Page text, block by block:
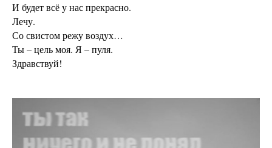
И будет всё у нас прекрасно.
Лечу.
Со свистом режу воздух…
Ты – цель моя. Я – пуля.
Здравствуй!